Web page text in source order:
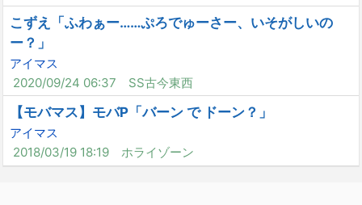
こずえ「ふわぁー……ぷろでゅーさー、いそがしいの
ー？」
アイマス
2020/09/24 06:37
SS古今東西
【モバマス】モバP「バーン で ドーン？」
アイマス
2018/03/19 18:19
ホライゾーン